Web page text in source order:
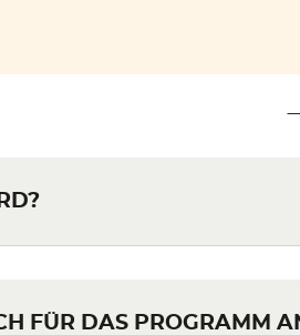
FÜR DAS PROGRAMM